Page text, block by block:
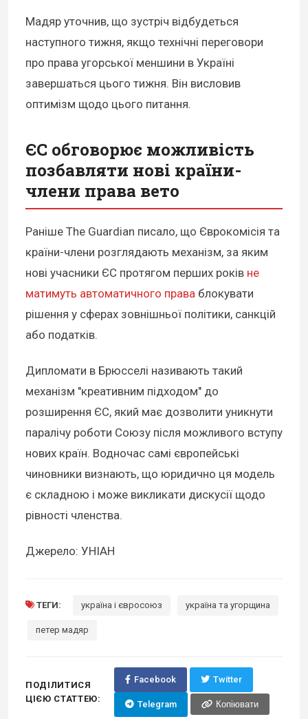
Мадяр уточнив, що зустріч відбудеться
наступного тижня, якщо технічні переговори
про права угорської меншини в Україні
завершаться цього тижня. Він висловив
оптимізм щодо цього питання.
ЄС обговорює можливість
позбавляти нові країни-
члени права вето
Раніше The Guardian писало, що Єврокомісія та
країни-члени розглядають механізм, за яким
нові учасники ЄС протягом перших років не
матимуть автоматичного права блокувати
рішення у сферах зовнішньої політики, санкцій
або податків.
Дипломати в Брюсселі називають такий
механізм "креативним підходом" до
розширення ЄС, який має дозволити уникнути
паралічу роботи Союзу після можливого вступу
нових країн. Водночас самі європейські
чиновники визнають, що юридично ця модель
є складною і може викликати дискусії щодо
рівності членства.
Джерело: УНІАН
ТЕГИ: україна і євросоюз україна та угорщина
петер мадяр
ПОДІЛИТИСЯ
ЦІЄЮ СТАТТЕЮ:
Facebook Twitter
Telegram Копіювати